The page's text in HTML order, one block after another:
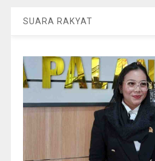
SUARA RAKYAT